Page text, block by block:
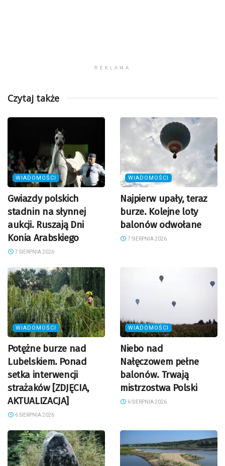
REKLAMA
Czytaj także
WIADOMOŚCI
Gwiazdy polskich
stadnin na słynnej
aukcji. Ruszają Dni
Konia Arabskiego
7 SIERPNIA 2026
WIADOMOŚCI
Najpierw upały, teraz
burze. Kolejne loty
balonów odwołane
7 SIERPNIA 2026
WIADOMOŚCI
Potężne burze nad
Lubelskiem. Ponad
setka interwencji
strażaków [ZDJĘCIA,
AKTUALIZACJA]
6 SIERPNIA 2026
WIADOMOŚCI
Niebo nad
Nałęczowem pełne
balonów. Trwają
mistrzostwa Polski
6 SIERPNIA 2026